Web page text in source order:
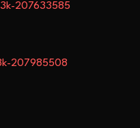
207633585
207985508